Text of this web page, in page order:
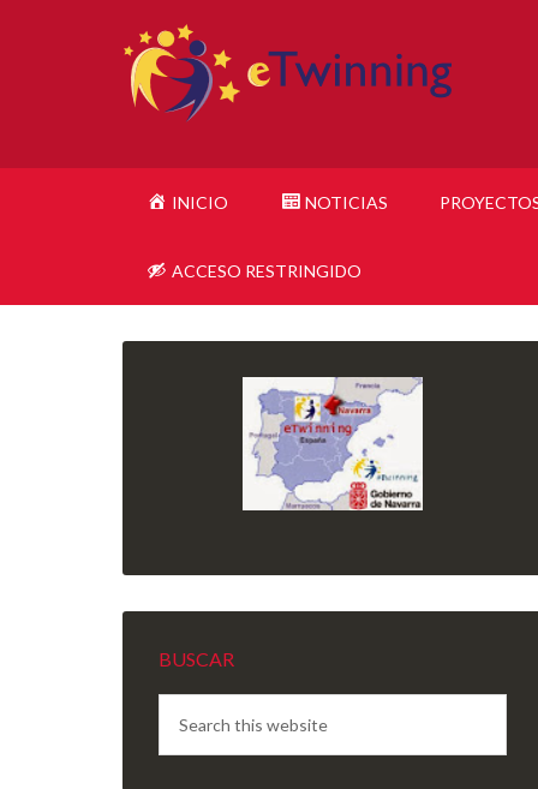
INICIO NOTICIAS
ACCESO RESTRINGIDO
BUSCAR